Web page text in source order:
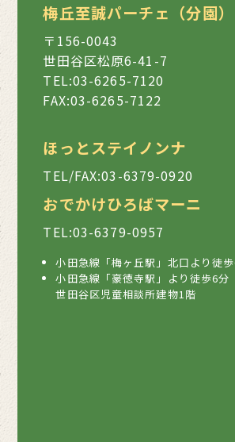
梅丘至誠パーチェ（分園）
〒156-0043
世田谷区松原6-41-7
TEL:03-6265-7120
FAX:03-6265-7122
ほっとステイノンナ
TEL/FAX:03-6379-0920
おでかけひろばマーニ
TEL:03-6379-0957
小田急線「梅ヶ丘駅」北口より徒
小田急線「豪徳寺駅」より徒歩6分
世田谷区児童相談所建物1階